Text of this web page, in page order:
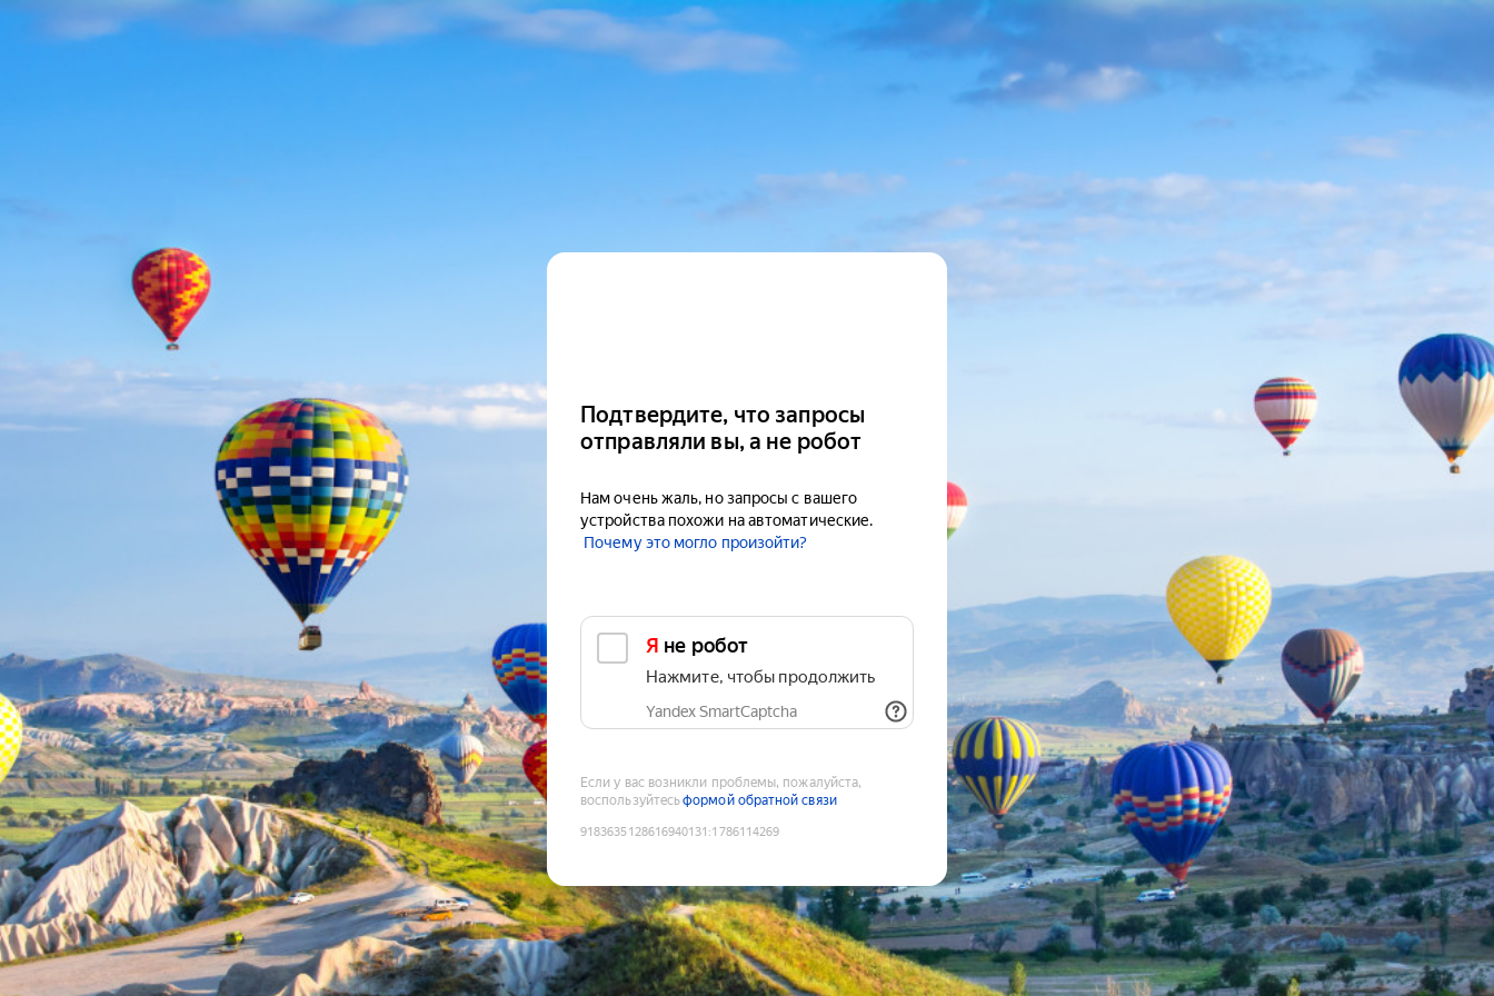
Подтвердите, что запросы
отправляли вы, а не робот
Нам очень жаль, но запросы с вашего
устройства похожи на автоматические.
Почему это могло произойти?
Я не робот
Нажмите, чтобы продолжить
Yandex SmartCaptcha
Если у вас возникли проблемы, пожалуйста,
воспользуйтесьформой обратной связи
9183635128616940131 :1786114269